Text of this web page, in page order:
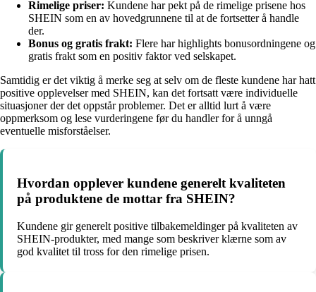
Rimelige priser: Kundene har pekt på de rimelige prisene hos
SHEIN som en av hovedgrunnene til at de fortsetter å handle
der.
Bonus og gratis frakt: Flere har highlights bonusordningene og
gratis frakt som en positiv faktor ved selskapet.
Samtidig er det viktig å merke seg at selv om de fleste kundene har hatt
positive opplevelser med SHEIN, kan det fortsatt være individuelle
situasjoner der det oppstår problemer. Det er alltid lurt å være
oppmerksom og lese vurderingene før du handler for å unngå
eventuelle misforståelser.
Hvordan opplever kundene generelt kvaliteten
på produktene de mottar fra SHEIN?
Kundene gir generelt positive tilbakemeldinger på kvaliteten av
SHEIN-produkter, med mange som beskriver klærne som av
god kvalitet til tross for den rimelige prisen.